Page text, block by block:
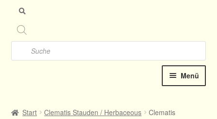
Products
search
Menü
Start Clematis Stauden / Herbaceous
Clematis